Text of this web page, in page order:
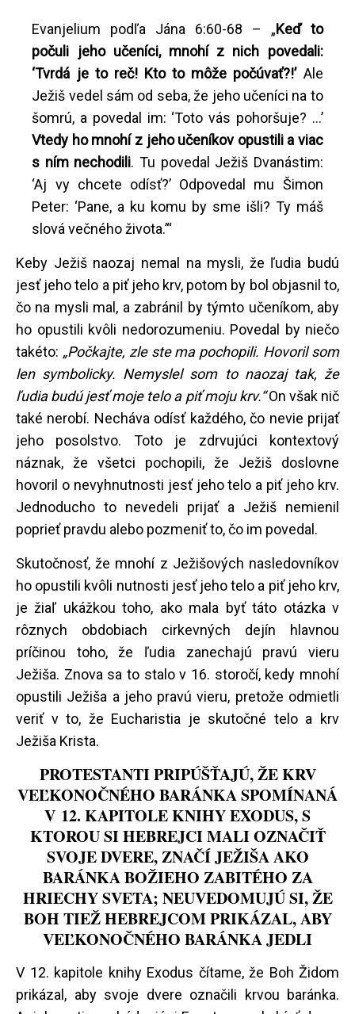
Evanjelium podľa Jána 6:60-68 – „Keď to
počuli jeho učeníci, mnohí z nich povedali:
‘Tvrdá je to reč! Kto to môže počúvať?!’Ale
Ježiš vedel sám od seba, že jeho učeníci na to
šomrú, a povedal im: ‘Toto vás pohoršuje? ...’
Vtedy ho mnohí z jeho učeníkov opustili a viac
s ním nechodili. Tu povedal Ježiš Dvanástim:
‘Aj vy chcete odísť?’ Odpovedal mu Šimon
Peter: ‘Pane, a ku komu by sme išli? Ty máš
slová večného života.’“
Keby Ježiš naozaj nemal na mysli, že ľudia budú
jesť jeho telo a piť jeho krv, potom by bol objasnil to,
čo na mysli mal, a zabránil by týmto učeníkom, aby
ho opustili kvôli nedorozumeniu. Povedal by niečo
takéto: „Počkajte, zle ste ma pochopili. Hovoril som
len symbolicky. Nemyslel som to naozaj tak, že
ľudia budú jesť moje telo a piť moju krv.“On však nič
také nerobí. Necháva odísť každého, čo nevie prijať
jeho posolstvo. Toto je zdrvujúci kontextový
náznak, že všetci pochopili, že Ježiš doslovne
hovoril o nevyhnutnosti jesť jeho telo a piť jeho krv.
Jednoducho to nevedeli prijať a Ježiš nemienil
poprieť pravdu alebo pozmeniť to, čo im povedal.
Skutočnosť, že mnohí z Ježišových nasledovníkov
ho opustili kvôli nutnosti jesť jeho telo a piť jeho krv,
je žiaľ ukážkou toho, ako mala byť táto otázka v
rôznych obdobiach cirkevných dejín hlavnou
príčinou toho, že ľudia zanechajú pravú vieru
Ježiša. Znova sa to stalo v 16. storočí, kedy mnohí
opustili Ježiša a jeho pravú vieru, pretože odmietli
veriť v to, že Eucharistia je skutočné telo a krv
Ježiša Krista.
PROTESTANTI PRIPÚŠŤAJÚ, ŽE KRV
VEĽKONOČNÉHO BARÁNKA SPOMÍNANÁ
V 12. KAPITOLE KNIHY EXODUS, S
KTOROU SI HEBREJCI MALI OZNAČIŤ
SVOJE DVERE, ZNAČÍ JEŽIŠA AKO
BARÁNKA BOŽIEHO ZABITÉHO ZA
HRIECHY SVETA; NEUVEDOMUJÚ SI, ŽE
BOH TIEŽ HEBREJCOM PRIKÁZAL, ABY
VEĽKONOČNÉHO BARÁNKA JEDLI
V 12. kapitole knihy Exodus čítame, že Boh Židom
prikázal, aby svoje dvere označili krvou baránka.